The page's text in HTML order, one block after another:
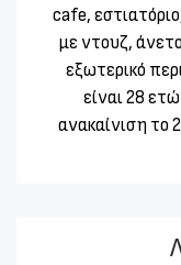
cafe,
με ντουζ,
εξωτερικό
είναι 28
ανακαίνιση το